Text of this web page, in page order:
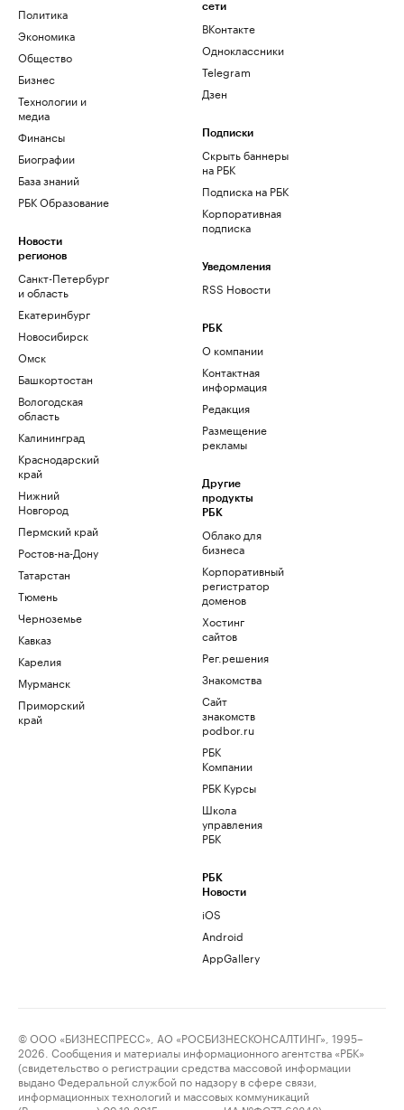
Политика
Экономика
Общество
Бизнес
Технологии и
медиа
Финансы
Биографии
База знаний
РБК Образование
Новости
регионов
Санкт-Петербург
и область
Екатеринбург
Новосибирск
Омск
Башкортостан
Вологодская
область
Калининград
Краснодарский
край
Нижний
Новгород
Пермский край
Ростов-на-Дону
Татарстан
Тюмень
Черноземье
Кавказ
Карелия
Мурманск
Приморский
край
сети
ВКонтакте
Одноклассники
Telegram
Дзен
Подписки
Скрыть баннеры
на РБК
Подписка на РБК
Корпоративная
подписка
Уведомления
RSS Новости
РБК
О компании
Контактная
информация
Редакция
Размещение
рекламы
Другие
продукты
РБК
Облако для
бизнеса
Корпоративный
регистратор
доменов
Хостинг
сайтов
Рег.решения
Знакомства
Сайт
знакомств
podbor.ru
РБК
Компании
РБК Курсы
Школа
управления
РБК
РБК
Новости
iOS
Android
AppGallery
© ООО «БИЗНЕСПРЕСС», АО «РОСБИЗНЕСКОНСАЛТИНГ», 1995–
2026. Сообщения и материалы информационного агентства «РБК»
(свидетельство о регистрации средства массовой информации
выдано Федеральной службой по надзору в сфере связи,
информационных технологий и массовых коммуникаций